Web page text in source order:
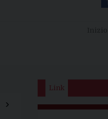
›
Link